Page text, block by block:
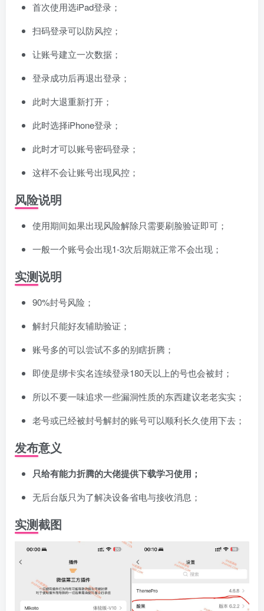
首次使用选iPad登录；
扫码登录可以防风控；
让账号建立一次数据；
登录成功后再退出登录；
此时大退重新打开；
此时选择iPhone登录；
此时才可以账号密码登录；
这样不会让账号出现风控；
风险说明
使用期间如果出现风险解除只需要刷脸验证即可；
一般一个账号会出现1-3次后期就正常不会出现；
实测说明
90%封号风险；
解封只能好友辅助验证；
账号多的可以尝试不多的别瞎折腾；
即使是绑卡实名连续登录180天以上的号也会被封；
所以不要一味追求一些漏洞性质的东西建议老老实实；
老号或已经被封号解封的账号可以顺利长久使用下去；
发布意义
只给有能力折腾的大佬提供下载学习使用；
无后台版只为了解决设备省电与接收消息；
实测截图